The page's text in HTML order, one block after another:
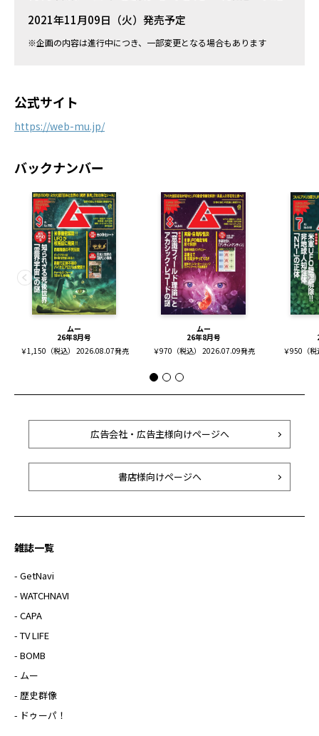
2021年11月09日（火）発売予定
※企画の内容は進行中につき、一部変更となる場合もあります
公式サイト
https://web-mu.jp/
バックナンバー
ムー
26年8月号
￥1,150（税込） 2026.08.07発売
ムー
26年8月号
￥970（税込） 2026.07.09発売
￥950（
広告会社・広告主様向けページへ
書店様向けページへ
雑誌一覧
- GetNavi
- WATCHNAVI
- CAPA
- TV LIFE
- BOMB
- ムー
- 歴史群像
- ドゥーパ！